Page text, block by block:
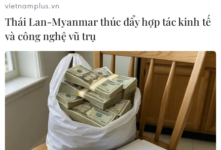
#Trực thăng Nga
#Vũng Viễn Đông
#Trực thăng Mi-8 Nga
Theo dõi VietnamPlus
vietnamplus.vn
Thái Lan-Myanmar thúc đẩy hợp tác kinh tế
và công nghệ vũ trụ